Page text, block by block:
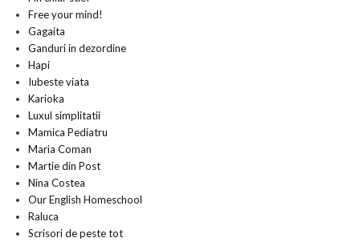
Free your mind!
Gagaita
Ganduri in dezordine
Hapi
Iubeste viata
Karioka
Luxul simplitatii
Mamica Pediatru
Maria Coman
Martie din Post
Nina Costea
Our English Homeschool
Raluca
Scrisori de peste tot